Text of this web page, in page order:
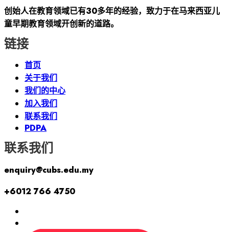
创始人在教育领域已有30多年的经验，致力于在马来西亚儿
童早期教育领域开创新的道路。
链接
首页
关于我们
我们的中心
加入我们
联系我们
PDPA
联系我们
enquiry@cubs.edu.my
+6012 766 4750